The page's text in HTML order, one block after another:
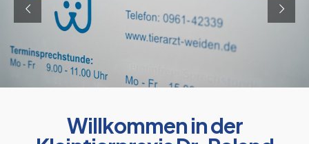
Willkommen in der